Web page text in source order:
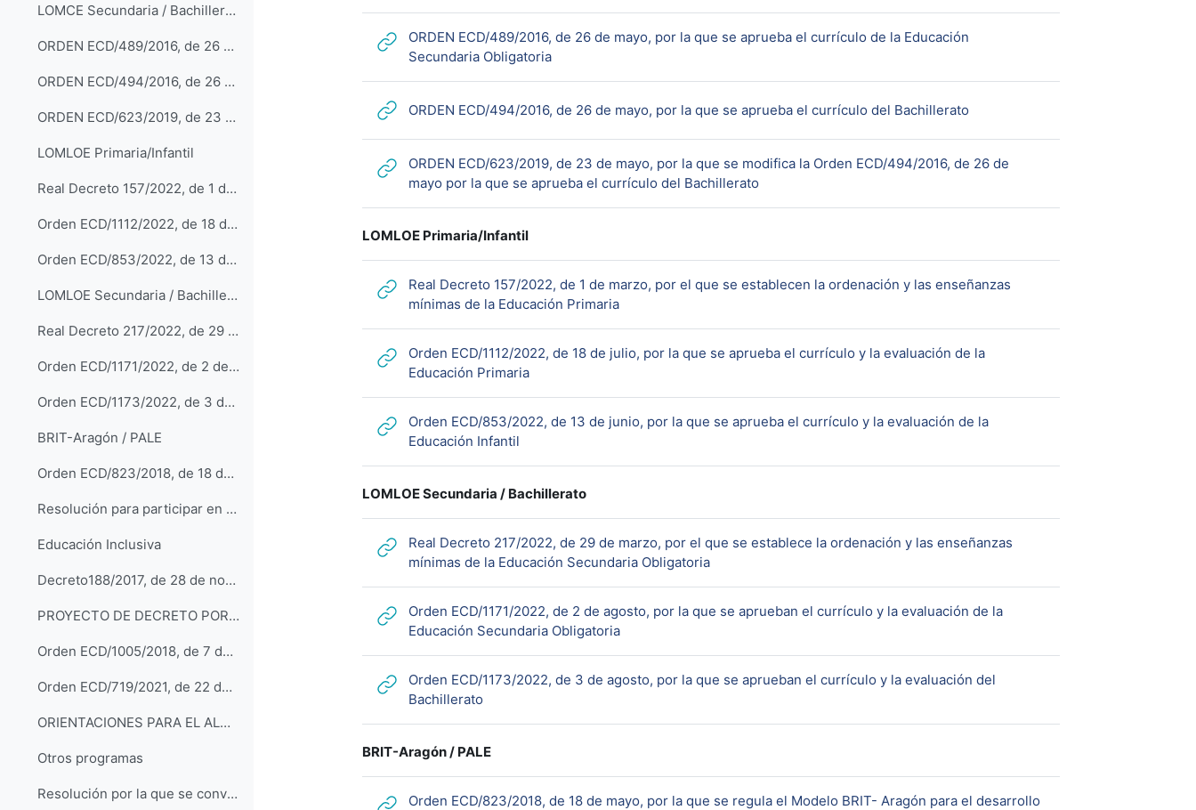
LOMCE Secundaria / Bachillerato
ORDEN ECD/489/2016, de 26 de mayo, por la que se aprueba el currículo de la Educación Secundaria Obligatoria
ORDEN ECD/494/2016, de 26 de mayo, por la que se aprueba el currículo del Bachillerato
ORDEN ECD/623/2019, de 23 de mayo, por la que se modifica la Orden ECD/494/2016, de 26 de mayo por la que se aprueba el currículo del Bachillerato
LOMLOE Primaria/Infantil
Real Decreto 157/2022, de 1 de marzo, por el que se establecen la ordenación y las enseñanzas mínimas de la Educación Primaria
Orden ECD/1112/2022, de 18 de julio, por la que se aprueba el currículo y la evaluación de la Educación Primaria
Orden ECD/853/2022, de 13 de junio, por la que se aprueba el currículo y la evaluación de la Educación Infantil
LOMLOE Secundaria / Bachillerato
Real Decreto 217/2022, de 29 de marzo, por el que se establece la ordenación y las enseñanzas mínimas de la Educación Secundaria Obligatoria
Orden ECD/1171/2022, de 2 de agosto, por la que se aprueban el currículo y la evaluación de la Educación Secundaria Obligatoria
Orden ECD/1173/2022, de 3 de agosto, por la que se aprueban el currículo y la evaluación del Bachillerato
BRIT-Aragón / PALE
Orden ECD/823/2018, de 18 de mayo, por la que se regula el Modelo BRIT- Aragón para el desarrollo de la Competencia Lingüística de y en Lenguas Extranjeras
Resolución para participar en el programa educativo Proyecto de Ampliación de Lenguas Extranjeras en el curso 2021-2022
Educación Inclusiva
Decreto188/2017, de 28 de noviembre, por el que se regula la respuesta educativa inclusiva y la convivencia en las comunidades educativas de Aragón
PROYECTO DE DECRETO POR EL QUE SE MODIFICA EL DECRETO 188/2017, DE 28 DE NOVIEMBRE
Orden ECD/1005/2018, de 7 de junio, por la que se regulan las actuaciones de intervención educativa inclusiva
Orden ECD/719/2021, de 22 de junio, por la que se dictan las instrucciones para el inicio y desarrollo del curso 2021-2022 en Aragón
ORIENTACIONES PARA EL ALUMNADO CON NECESIDADES EDUCATIVAS ESPECIALES, TDAH, DISLEXIA Y DISGRAFÍA AL QUE SE DIRIGEN LAS ADAPTACIONES DE ACCESO
Otros programas
Resolución por la que se convocan programas educativos en centros docentes sostenidos con fondos públicos de Aragón durante el curso 2022- 2023
ORDEN ECD/489/2016, de 26 de mayo, por la que se aprueba el currículo de la Educación
Secundaria ObligatoriaURL
ORDEN ECD/494/2016, de 26 de mayo, por la que se aprueba el currículo del BachilleratoURL
ORDEN ECD/623/2019, de 23 de mayo, por la que se modifica la Orden ECD/494/2016, de 26 de
mayo por la que se aprueba el currículo del BachilleratoURL
LOMLOE Primaria/Infantil
Real Decreto 157/2022, de 1 de marzo, por el que se establecen la ordenación y las enseñanzas
mínimas de la Educación PrimariaURL
Orden ECD/1112/2022, de 18 de julio, por la que se aprueba el currículo y la evaluación de la
Educación PrimariaURL
Orden ECD/853/2022, de 13 de junio, por la que se aprueba el currículo y la evaluación de la
Educación InfantilURL
LOMLOE Secundaria / Bachillerato
Real Decreto 217/2022, de 29 de marzo, por el que se establece la ordenación y las enseñanzas
mínimas de la Educación Secundaria ObligatoriaURL
Orden ECD/1171/2022, de 2 de agosto, por la que se aprueban el currículo y la evaluación de la
Educación Secundaria ObligatoriaURL
Orden ECD/1173/2022, de 3 de agosto, por la que se aprueban el currículo y la evaluación del
BachilleratoURL
BRIT-Aragón / PALE
Orden ECD/823/2018, de 18 de mayo, por la que se regula el Modelo BRIT- Aragón para el desarrollo